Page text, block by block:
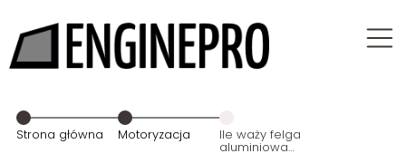
Strona główna Motoryzacja Ile waży felga
aluminiowa